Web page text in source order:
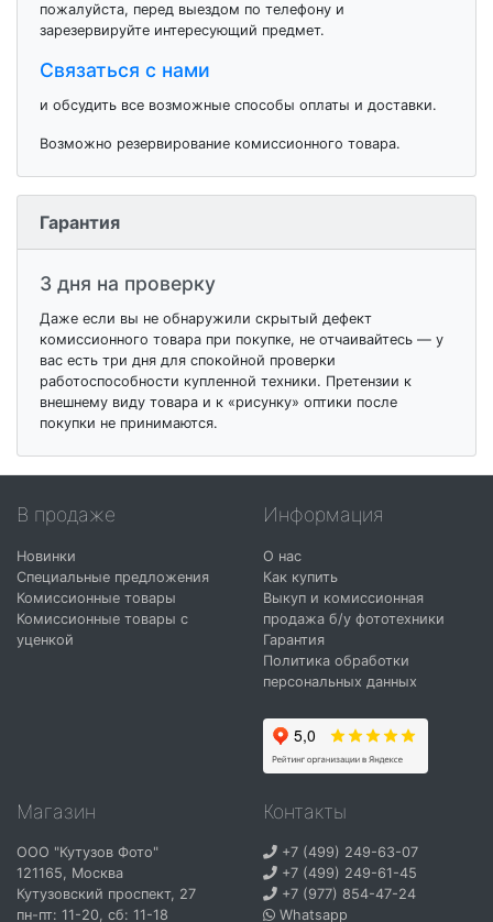
пожалуйста, перед выездом по телефону и
зарезервируйте интересующий предмет.
Связаться с нами
и обсудить все возможные способы оплаты и доставки.
Возможно резервирование комиссионного товара.
Гарантия
3 дня на проверку
Даже если вы не обнаружили скрытый дефект
комиссионного товара при покупке, не отчаивайтесь — у
вас есть три дня для спокойной проверки
работоспособности купленной техники. Претензии к
внешнему виду товара и к «рисунку» оптики после
покупки не принимаются.
В продаже
Новинки
Специальные предложения
Комиссионные товары
Комиссионные товары с
уценкой
Информация
О нас
Как купить
Выкуп и комиссионная
продажа б/у фототехники
Гарантия
Политика обработки
персональных данных
Магазин
ООО "Кутузов Фото"
121165, Москва
Кутузовский проспект, 27
пн-пт: 11-20, сб: 11-18
Контакты
+7 (499) 249-63-07
+7 (499) 249-61-45
+7 (977) 854-47-24
Whatsapp